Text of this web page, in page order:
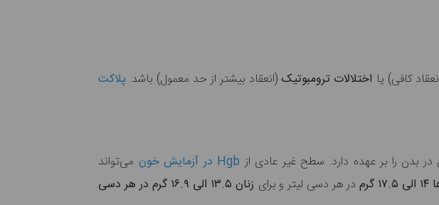
کافی) یا اختلالات ترومبوتیک (انعقاد بیشتر از حد معمول) باشد. پلاکت
بدن را بر عهده دارد. سطح غیر عادی از Hgb در آزمایش خون
می‌تواند
در هر دسی لیتر و برای
زنان ۱۳.۵ الی ۱۶.۹ گرم در هر دسی